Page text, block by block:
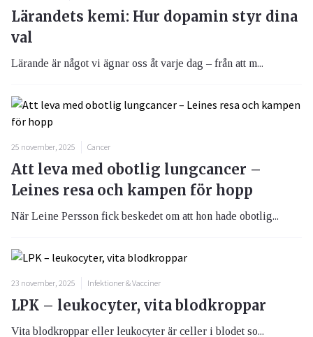
Lärandets kemi: Hur dopamin styr dina
val
Lärande är något vi ägnar oss åt varje dag – från att m...
25 november, 2025 Cancer
Att leva med obotlig lungcancer –
Leines resa och kampen för hopp
När Leine Persson fick beskedet om att hon hade obotlig...
23 november, 2025 Infektioner & Vacciner
LPK – leukocyter, vita blodkroppar
Vita blodkroppar eller leukocyter är celler i blodet so...